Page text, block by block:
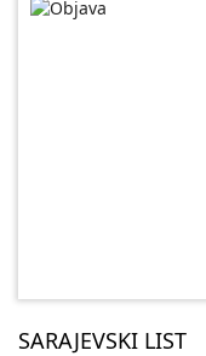
SARAJEVSKI LIST